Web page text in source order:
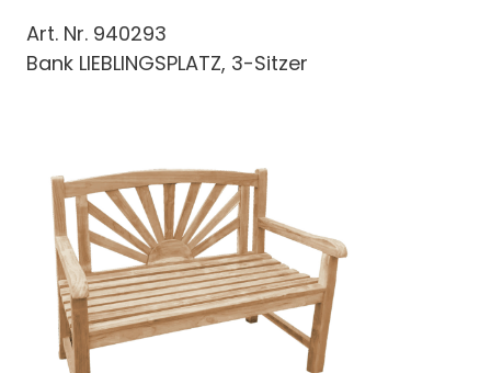
Art. Nr. 940293
Bank LIEBLINGSPLATZ, 3-Sitzer